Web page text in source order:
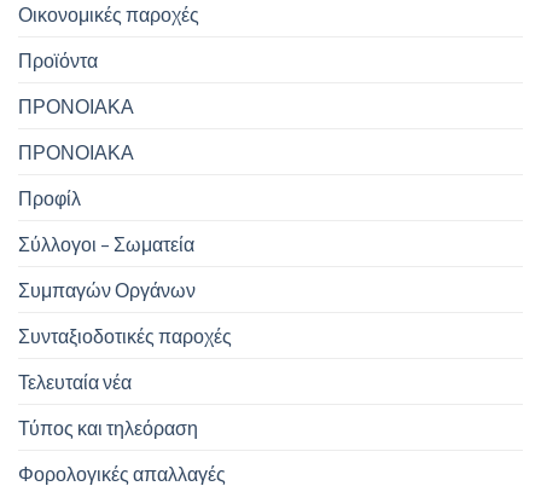
Οικονομικές παροχές
Προϊόντα
ΠΡΟΝΟΙΑΚΑ
ΠΡΟΝΟΙΑΚΑ
Προφίλ
Σύλλογοι – Σωματεία
Συμπαγών Οργάνων
Συνταξιοδοτικές παροχές
Τελευταία νέα
Τύπος και τηλεόραση
Φορολογικές απαλλαγές